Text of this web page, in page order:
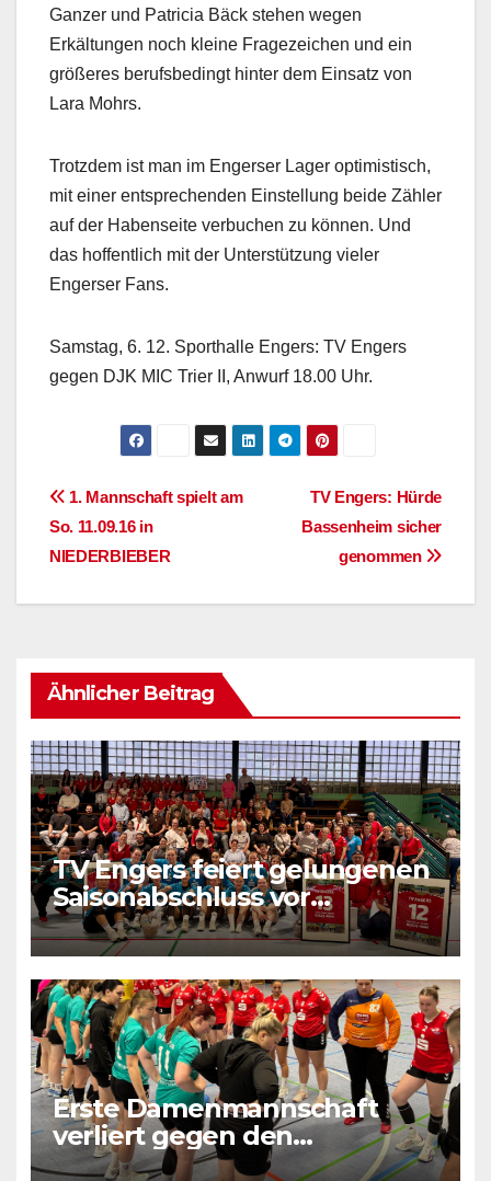
Ganzer und Patricia Bäck stehen wegen
Erkältungen noch kleine Fragezeichen und ein
größeres berufsbedingt hinter dem Einsatz von
Lara Mohrs.
Trotzdem ist man im Engerser Lager optimistisch,
mit einer entsprechenden Einstellung beide Zähler
auf der Habenseite verbuchen zu können. Und
das hoffentlich mit der Unterstützung vieler
Engerser Fans.
Samstag, 6. 12. Sporthalle Engers: TV Engers
gegen DJK MIC Trier II, Anwurf 18.00 Uhr.
BeitragsnavigationTV Engers: Hürde
Bassenheim sicher
genommen
1. Mannschaft spielt am
So. 11.09.16 in
NIEDERBIEBER
Ähnlicher Beitrag
TV Engers feiert gelungenen
Saisonabschluss vor
heimischem Publikum
Erste Damenmannschaft
verliert gegen den
Tabellenletzten